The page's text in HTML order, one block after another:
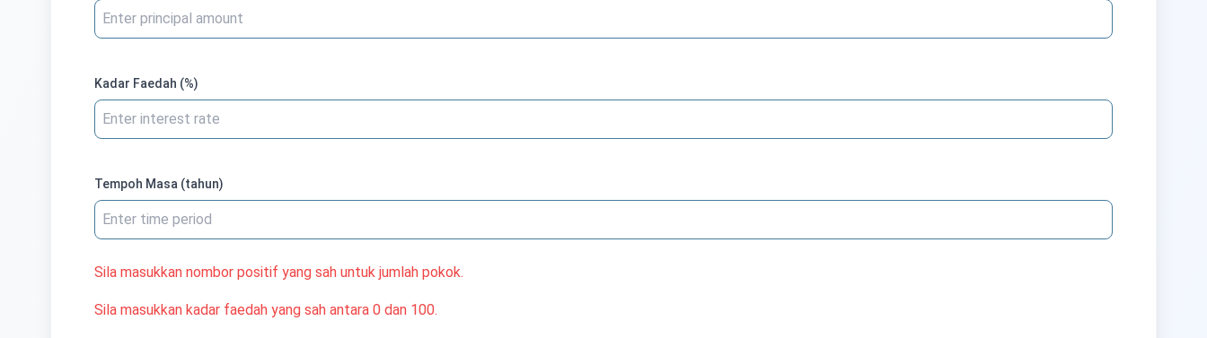
Kadar Faedah (%)
Tempoh Masa (tahun)
Sila masukkan nombor positif yang sah untuk jumlah pokok.
Sila masukkan kadar faedah yang sah antara 0 dan 100.